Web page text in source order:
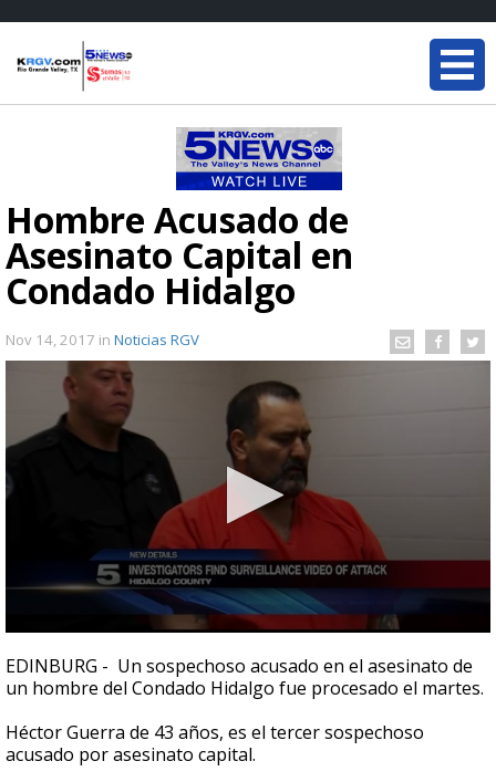
Hombre Acusado de
Asesinato Capital en
Condado Hidalgo
Nov 14, 2017 in Noticias RGV
seconds
of
1
39
seconds
EDINBURG - Un sospechoso acusado en el asesinato de
un hombre del Condado Hidalgo fue procesado el martes.
Héctor Guerra de 43 años, es el tercer sospechoso
acusado por asesinato capital.